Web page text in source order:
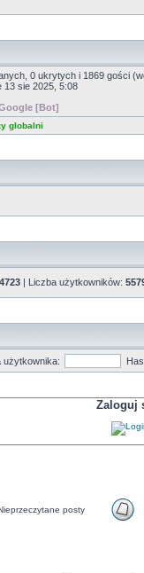
0 ukrytych i 1869 gości
13 sie 2025, 5:08
[Bot]
globalni
4723 | Liczba użytkowników:
użytkownika:
Zaloguj
posty